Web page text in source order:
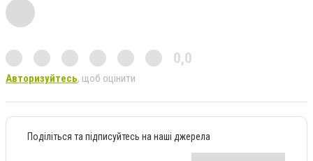
0,0
Авторизуйтесь, щоб оцінити
Поділіться та підписуйтесь на наші джерела